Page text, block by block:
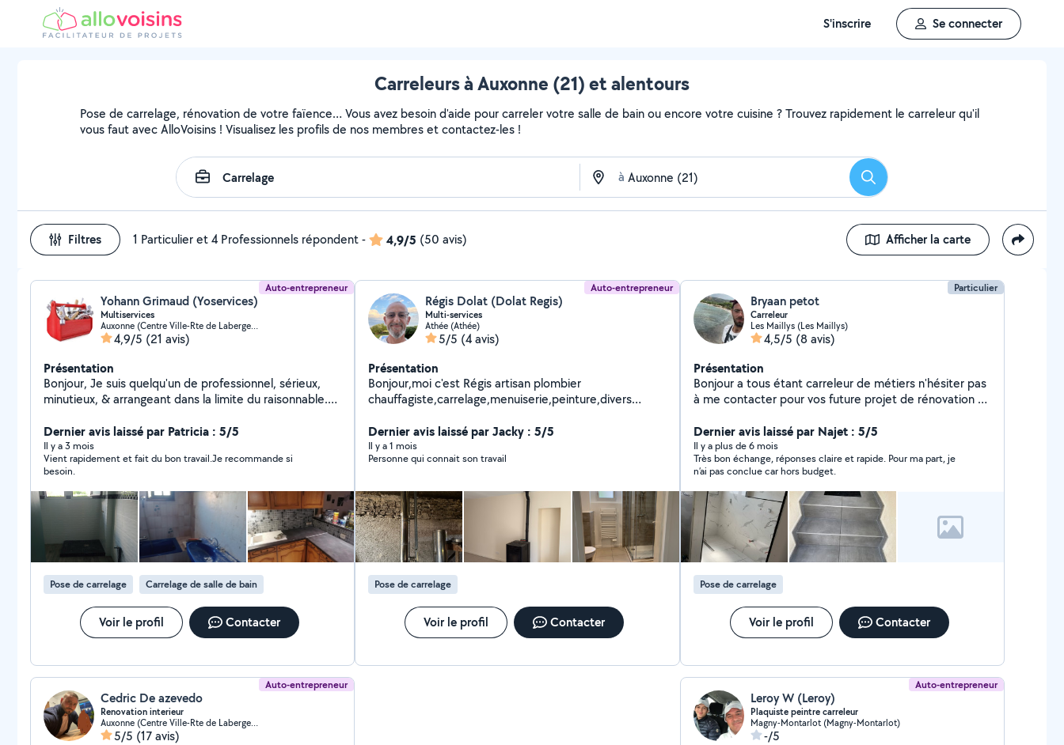
S'inscrire Se connecter
Carreleurs à Auxonne (21) et alentours
Pose de carrelage, rénovation de votre faïence… Vous avez besoin d'aide pour carreler votre salle de bain ou encore votre cuisine ? Trouvez rapidement le carreleur qu'il
vous faut avec AlloVoisins ! Visualisez les profils de nos membres et contactez-les !
à Rechercher
Filtres 1 Particulier et 4 Professionnels répondent- 4,9/5 (50 avis) Afficher la carte
Auto-entrepreneur
Yohann Grimaud (Yoservices)
Multiservices
Auxonne (Centre Ville-Rte de Labergement)
4,9/5 (21 avis)
Présentation
Bonjour, Je suis quelqu'un de professionnel, sérieux,
minutieux, & arrangeant dans la limite du raisonnable.
peinture Revêtements de sol Pose de
lino,parquet,carrelage Montage de meubles Création
de meubles, dressing, abris de jardin Entretien &
propreté jardin Nettoyage terrasse, murets Pose de
portail, clôture, pavé Aide au déménagement Travaux
intérieur/extérieur Neuf & Rénovation N'hésitez pas à
me contacter si vous souhaitez des photos de ce que
je fais, ou des informations complémentaires. Au plaisir.
Dernier avis laissé par Patricia : 5/5
Il y a 3 mois
Vient rapidement et fait du bon travail.Je recommande si
besoin.
Pose de carrelage Carrelage de salle de bain
Voir le profil Contacter
Auto-entrepreneur
Régis Dolat (Dolat Regis)
Multi-services
Athée (Athée)
5/5 (4 avis)
Présentation
Bonjour,moi c'est Régis artisan plombier
chauffagiste,carrelage,menuiserie,peinture,divers
avec vous pour vous aidez à réaliser vos projets de
Dernier avis laissé par Jacky : 5/5
Il y a 1 mois
Personne qui connait son travail
Pose de carrelage
Voir le profil Contacter
Particulier
Bryaan petot
Carreleur
Les Maillys (Les Maillys)
4,5/5 (8 avis)
Présentation
Bonjour a tous étant carreleur de métiers n'hésiter pas
à me contacter pour vos future projet de rénovation ou
Dernier avis laissé par Najet : 5/5
Il y a plus de 6 mois
Très bon échange, réponses claire et rapide. Pour ma part, je
n’ai pas conclue car hors budget.
Pose de carrelage
Voir le profil Contacter
Auto-entrepreneur
Cedric De azevedo
Renovation interieur
Auxonne (Centre Ville-Rte de Labergement)
5/5 (17 avis)
Auto-entrepreneur
Leroy W (Leroy)
Plaquiste peintre carreleur
Magny-Montarlot (Magny-Montarlot)
-/5